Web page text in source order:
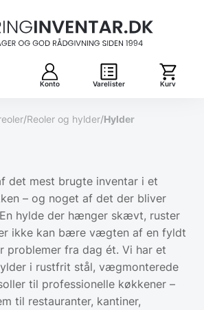
Konto Varelister Kurv
/Reoler og hylder/Hylder
det mest brugte inventar i et
– og noget af det der bliver
hylde der hænger skævt, ruster
ikke kan bære vægten af en fyldt
problemer fra dag ét. Vi har et
i rustfrit stål, vægmonterede
til professionelle køkkener –
til restauranter, kantiner,